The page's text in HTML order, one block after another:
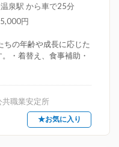
泉駅 から車で25分
円
ちの年齢や成長に応じた
・着替え、食事補助・
共職業安定所
★お気に入り